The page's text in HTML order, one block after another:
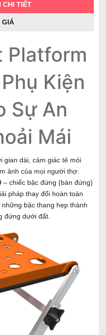
CHI TIẾT
GIÁ
Platform
Kiện
Sự An
Mái
gian dài, cảm giác tê mỏi
ảnh của mọi người thợ.
– chiếc bậc đứng (bàn đứng)
pháp thay đổi hoàn toàn
bậc thang hẹp thành
đứng dưới đất.